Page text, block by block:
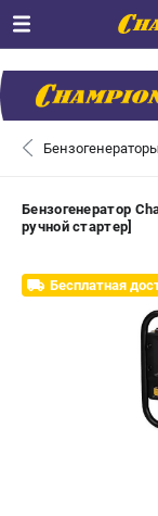
ВХОД ИЛИ
ЗАКАЗАТЬ
+7 (8112) 59-
0
Бензогенераторы
Бензогенератор
ручной стартер]
Бесплатная